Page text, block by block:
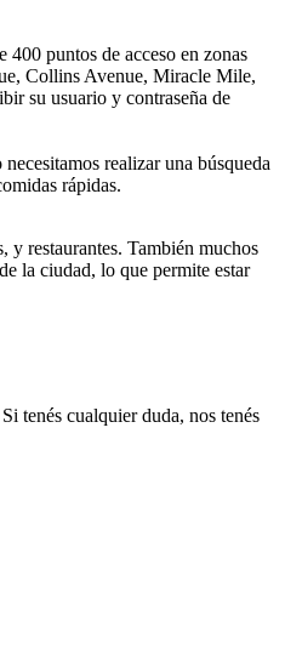
puntos de acceso en zonas
Collins Avenue, Miracle Mile,
su usuario y contraseña de
realizar una búsqueda
rápidas.
y restaurantes. También muchos
la ciudad, lo que permite estar
tenés cualquier duda, nos tenés